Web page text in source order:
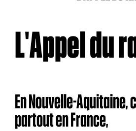
L'Appel du
En Nouvelle-Aquitaine,
partout en France,